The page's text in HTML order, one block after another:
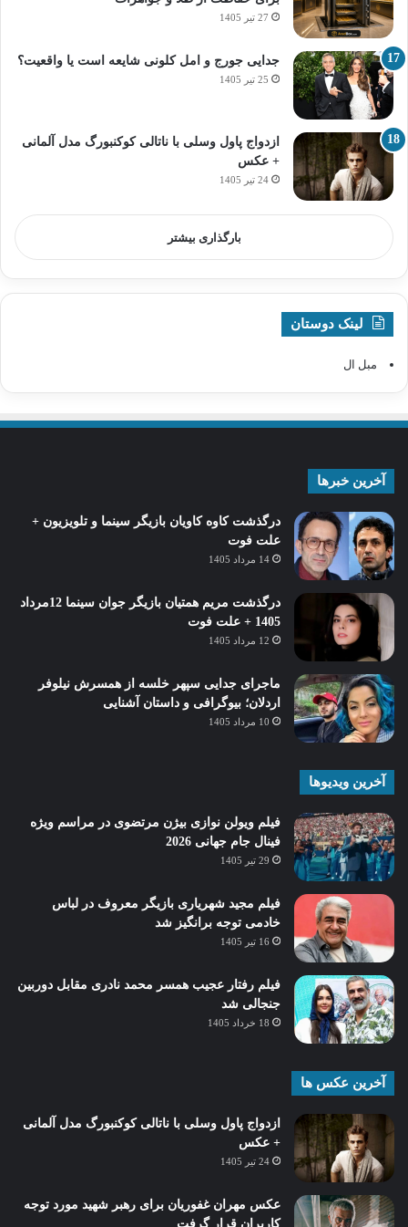
27 تیر 1405
جدایی جورج و امل کلونی شایعه است یا واقعیت؟
25 تیر 1405
ازدواج پاول وسلی با ناتالی کوکنبورگ مدل آلمانی
+ عکس
24 تیر 1405
بارگذاری بیشتر
لینک دوستان
مبل ال
آخرین خبرها
درگذشت کاوه کاویان بازیگر سینما و تلویزیون +
علت فوت
14 مرداد 1405
درگذشت مریم همتیان بازیگر جوان سینما 12مرداد
1405 + علت فوت
12 مرداد 1405
ماجرای جدایی سپهر خلسه از همسرش نیلوفر
اردلان؛ بیوگرافی و داستان آشنایی
10 مرداد 1405
آخرین ویدیوها
فیلم ویولن نوازی بیژن مرتضوی در مراسم ویژه
فینال جام جهانی 2026
29 تیر 1405
فیلم مجید شهریاری بازیگر معروف در لباس
خادمی توجه برانگیز شد
16 تیر 1405
فیلم رفتار عجیب همسر محمد نادری مقابل دوربین
جنجالی شد
18 خرداد 1405
آخرین عکس ها
ازدواج پاول وسلی با ناتالی کوکنبورگ مدل آلمانی
+ عکس
24 تیر 1405
عکس مهران غفوریان برای رهبر شهید مورد توجه
کاربران قرار گرفت